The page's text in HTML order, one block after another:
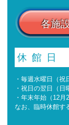
各施
休館日
・毎週水曜日（祝
・祝日の翌日（日
・年末年始（12月
なお、臨時休館す